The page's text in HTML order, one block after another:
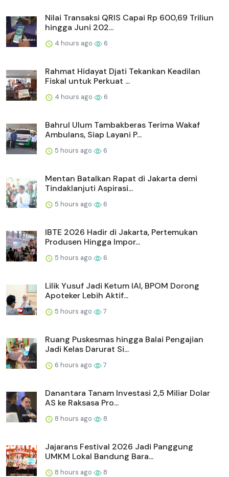
Nilai Transaksi QRIS Capai Rp 600,69 Triliun
hingga Juni 202...
4 hours ago 6
Rahmat Hidayat Djati Tekankan Keadilan
Fiskal untuk Perkuat ...
4 hours ago 6
Bahrul Ulum Tambakberas Terima Wakaf
Ambulans, Siap Layani P...
5 hours ago 6
Mentan Batalkan Rapat di Jakarta demi
Tindaklanjuti Aspirasi...
5 hours ago 6
IBTE 2026 Hadir di Jakarta, Pertemukan
Produsen Hingga Impor...
5 hours ago 6
Lilik Yusuf Jadi Ketum IAI, BPOM Dorong
Apoteker Lebih Aktif...
5 hours ago 7
Ruang Puskesmas hingga Balai Pengajian
Jadi Kelas Darurat Si...
6 hours ago 7
Danantara Tanam Investasi 2,5 Miliar Dolar
AS ke Raksasa Pro...
8 hours ago 8
Jajarans Festival 2026 Jadi Panggung
UMKM Lokal Bandung Bara...
8 hours ago 8